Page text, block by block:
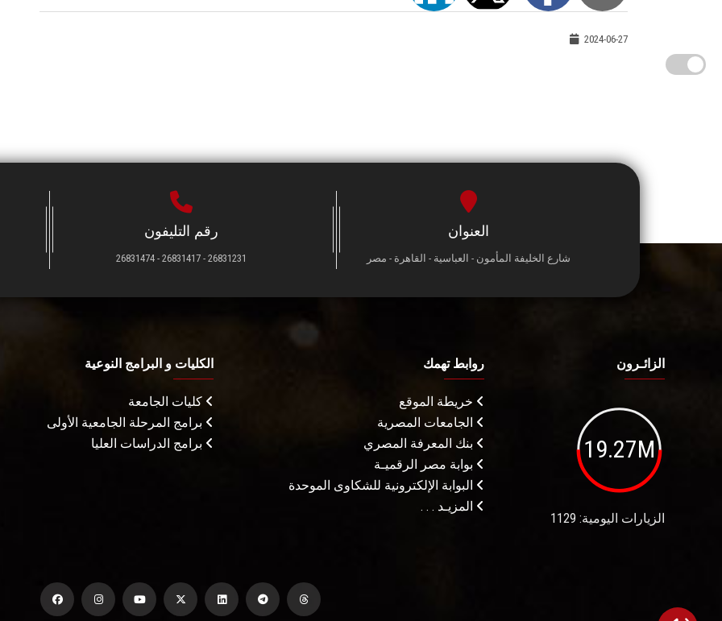
2024-06-27
العنوان
شارع الخليفة المأمون - العباسية - القاهرة - مصر
رقم التليفون
26831231 - 26831417 - 26831474
الزائـرون
19.27M
الزيارات اليومية: 1129
روابط تهمك
خريطة الموقع
الجامعات المصرية
بنك المعرفة المصري
بوابة مصر الرقميـة
البوابة الإلكترونية للشكاوى الموحدة
المزيـد . . .
الكليات و البرامج النوعية
كليات الجامعة
برامج المرحلة الجامعية الأولى
برامج الدراسات العليا